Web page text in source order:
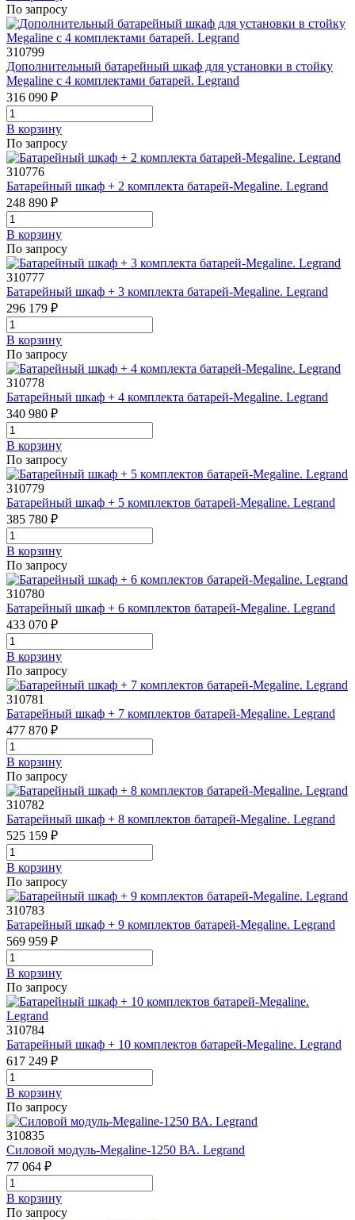
По запросу
310799
Дополнительный батарейный шкаф для установки в стойку
Megaline с 4 комплектами батарей. Legrand
316 090 ₽
В корзинy
По запросу
310776
Батарейный шкаф + 2 комплекта батарей-Megaline. Legrand
248 890 ₽
В корзинy
По запросу
310777
Батарейный шкаф + 3 комплекта батарей-Megaline. Legrand
296 179 ₽
В корзинy
По запросу
310778
Батарейный шкаф + 4 комплекта батарей-Megaline. Legrand
340 980 ₽
В корзинy
По запросу
310779
Батарейный шкаф + 5 комплектов батарей-Megaline. Legrand
385 780 ₽
В корзинy
По запросу
310780
Батарейный шкаф + 6 комплектов батарей-Megaline. Legrand
433 070 ₽
В корзинy
По запросу
310781
Батарейный шкаф + 7 комплектов батарей-Megaline. Legrand
477 870 ₽
В корзинy
По запросу
310782
Батарейный шкаф + 8 комплектов батарей-Megaline. Legrand
525 159 ₽
В корзинy
По запросу
310783
Батарейный шкаф + 9 комплектов батарей-Megaline. Legrand
569 959 ₽
В корзинy
По запросу
310784
Батарейный шкаф + 10 комплектов батарей-Megaline. Legrand
617 249 ₽
В корзинy
По запросу
310835
Силовой модуль-Megaline-1250 ВА. Legrand
77 064 ₽
В корзинy
По запросу